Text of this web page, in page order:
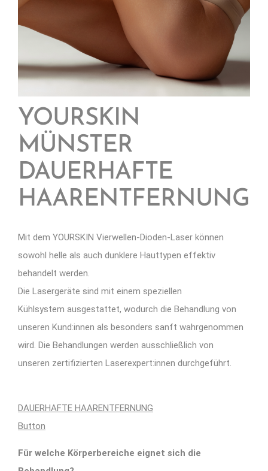
YOURSKIN
MÜNSTER
DAUERHAFTE
HAARENTFERNUNG
Mit dem YOURSKIN Vierwellen-Dioden-Laser können
sowohl helle als auch dunklere Hauttypen effektiv
behandelt werden.
Die Lasergeräte sind mit einem speziellen
Kühlsystem ausgestattet, wodurch die Behandlung von
unseren Kund:innen als besonders sanft wahrgenommen
wird.​ Die Behandlungen werden ausschließlich von
unseren zertifizierten Laserexpert:innen durchgeführt.
DAUERHAFTE HAARENTFERNUNG
Button
Für welche Körperbereiche eignet sich die